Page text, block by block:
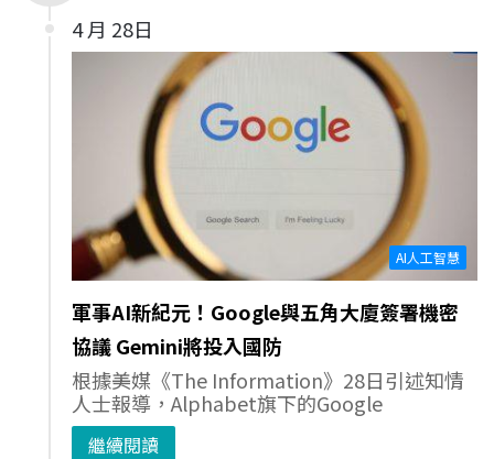
4 月 28日
AI人工智慧
軍事AI新紀元！Google與五角大廈簽署機密
協議 Gemini將投入國防
根據美媒《The Information》28日引述知情
人士報導，Alphabet旗下的Google
繼續閱讀